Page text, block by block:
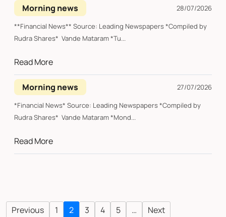
Morning news
28/07/2026
**Financial News** Source: Leading Newspapers *Compiled by
Rudra Shares* Vande Mataram *Tu...
Read More
Morning news
27/07/2026
*Financial News* Source: Leading Newspapers *Compiled by
Rudra Shares* Vande Mataram *Mond...
Read More
Previous 1 2 3 4 5 … Next